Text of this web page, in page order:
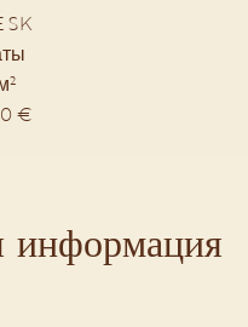
SK
€
информация